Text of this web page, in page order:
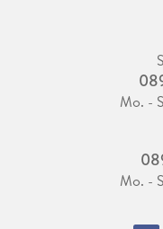
Mo. -
Mo. -